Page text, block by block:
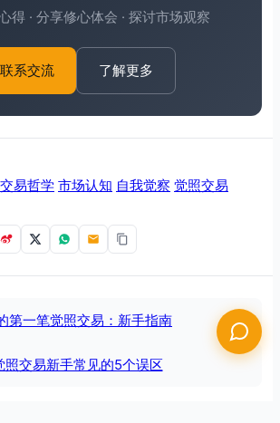
得 · 分享修心体会 · 探讨市场观察
联系交流 了解更多
交易哲学 市场认知 自我觉察 觉照交易
第一笔觉照交易：新手指南
照交易新手常见的5个误区